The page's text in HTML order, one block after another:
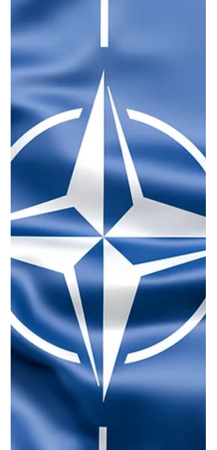
det om mere enn hvor mye Europa skal bruke på
forsvar. Det handler også om USAs president fortsatt
tror på NATO som en gjensidig sikkerhetsallianse.
Trump har i det siste kalt USAs forhold til NATO som
ensidig og latterlig. Han har vist til at europeiske
allierte ikke støttet USAs krigføring mot Iran, og brukt
det som argument for at alliansen ikke gir USA nok
tilbake. Mer enn en strid om forsvarsbudsjetter Dette
er mer alvorl